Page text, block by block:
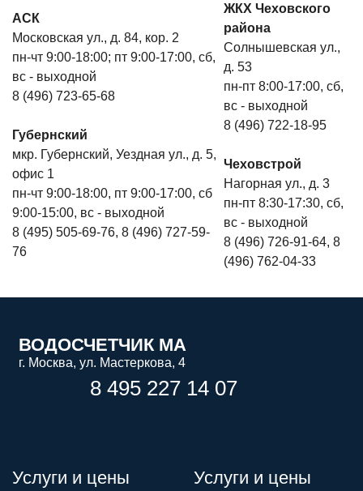
АСК
Московская ул., д. 84, кор. 2
пн-чт 9:00-18:00; пт 9:00-17:00, сб,
вс - выходной
8 (496) 723-65-68
Губернский
мкр. Губернский, Уездная ул., д. 5,
офис 1
пн-чт 9:00-18:00, пт 9:00-17:00, сб
9:00-15:00, вс - выходной
8 (495) 505-69-76, 8 (496) 727-59-
76
ЖКХ Чеховского
района
Солнышевская ул.,
д. 53
пн-пт 8:00-17:00, сб,
вс - выходной
8 (496) 722-18-95
Чеховстрой
Нагорная ул., д. 3
пн-пт 8:30-17:30, сб,
вс - выходной
8 (496) 726-91-64, 8
(496) 762-04-33
ВОДОСЧЕТЧИК МА
г. Москва, ул. Мастеркова, 4
8 495 227 14 07
Услуги и цены Услуги и цены